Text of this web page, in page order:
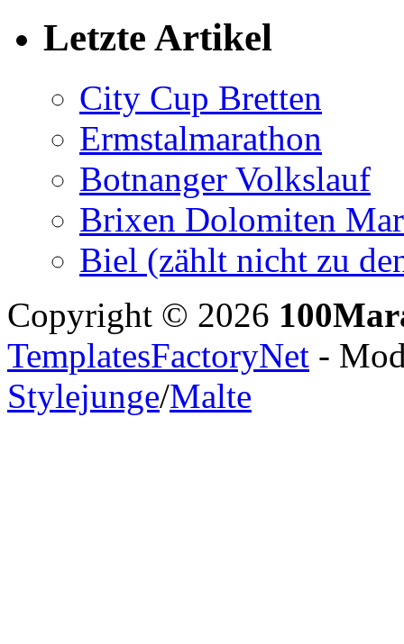
Letzte Artikel
City Cup Bretten
Ermstalmarathon
Botnanger Volkslauf
Brixen Dolomiten
Biel (zählt nicht zu
Copyright © 2026
TemplatesFactoryNet -
Stylejunge/Malte